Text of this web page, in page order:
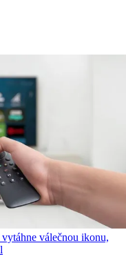
válečnou ikonu,